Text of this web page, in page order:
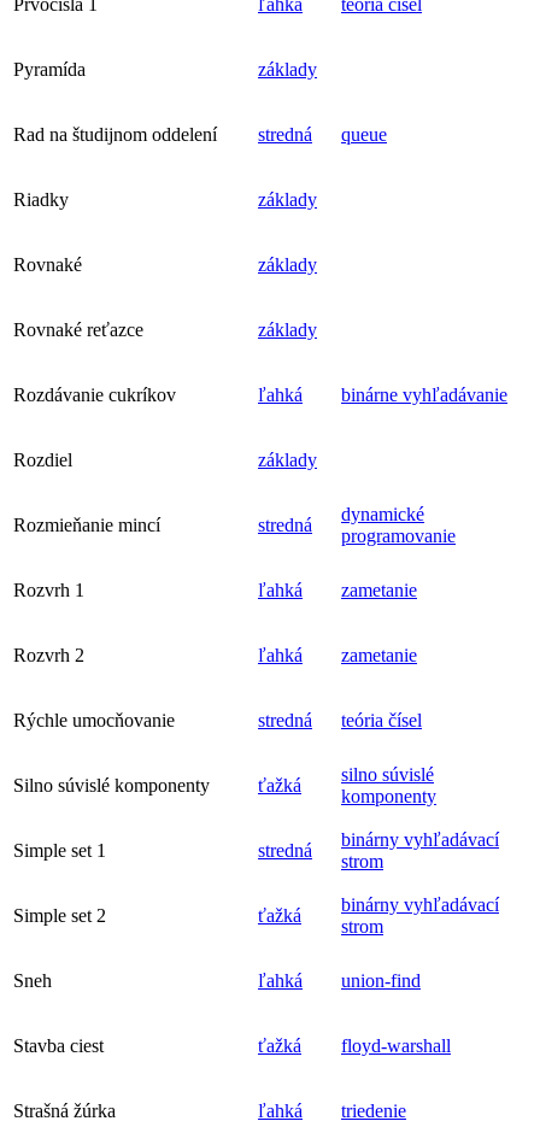
Pyramída základy
Rad na študijnom oddelení stredná queue
Riadky základy
Rovnaké základy
Rovnaké reťazce základy
Rozdávanie cukríkov ľahká binárne vyhľadávanie
Rozdiel základy
Rozmieňanie mincí stredná
dynamické
programovanie
Rozvrh 1 ľahká zametanie
Rozvrh 2 ľahká zametanie
Rýchle umocňovanie stredná teória čísel
Silno súvislé komponenty ťažká
silno súvislé
komponenty
Simple set 1 stredná
binárny vyhľadávací
strom
Simple set 2 ťažká
binárny vyhľadávací
strom
Sneh ľahká union-find
Stavba ciest ťažká floyd-warshall
Strašná žúrka ľahká triedenie